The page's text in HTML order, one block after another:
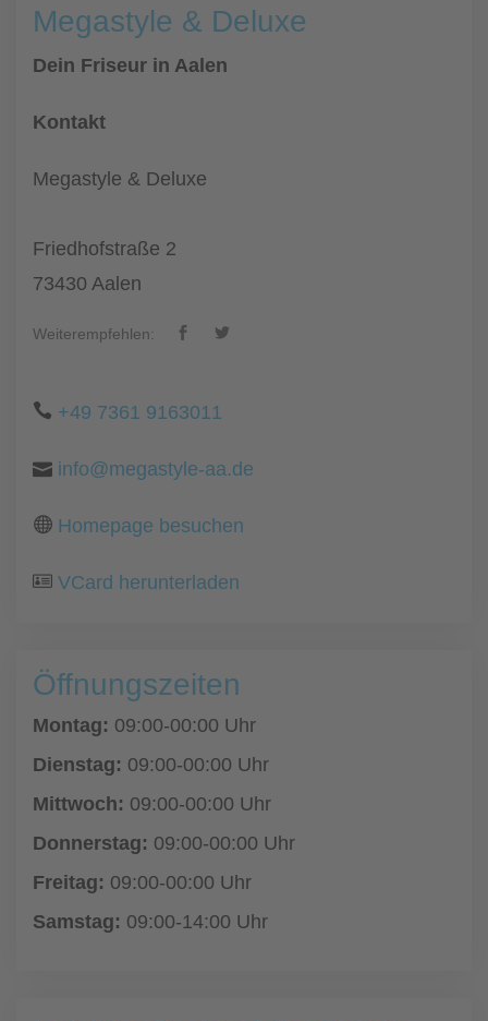
Megastyle & Deluxe
Dein Friseur in Aalen
Kontakt
Megastyle & Deluxe
Friedhofstraße 2
73430 Aalen
Weiterempfehlen:
+49 7361 9163011
info@megastyle-aa.de
Homepage besuchen
VCard herunterladen
Öffnungszeiten
Montag: 09:00-00:00 Uhr
Dienstag: 09:00-00:00 Uhr
Mittwoch: 09:00-00:00 Uhr
Donnerstag: 09:00-00:00 Uhr
Freitag: 09:00-00:00 Uhr
Samstag: 09:00-14:00 Uhr